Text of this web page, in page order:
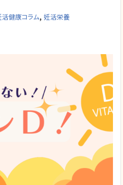
活健康コラム, 妊活栄養